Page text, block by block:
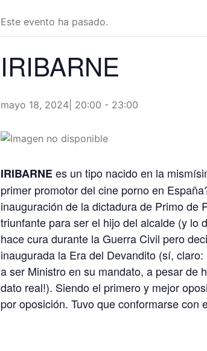
Este evento ha pasado.
IRIBARNE
mayo 18, 2024| 20:00 - 23:00
IRIBARNEes un tipo nacido en la
primer promotor del cine porno en
inauguración de la dictadura de Primo de
triunfante para ser el hijo del alcalde (y lo
hace cura durante la Guerra Civil pero
inaugurada la Era del Devandito (sí,
a ser Ministro en su mandato, a pesar de
dato real!). Siendo el primero y mejor
por oposición. Tuvo que conformarse